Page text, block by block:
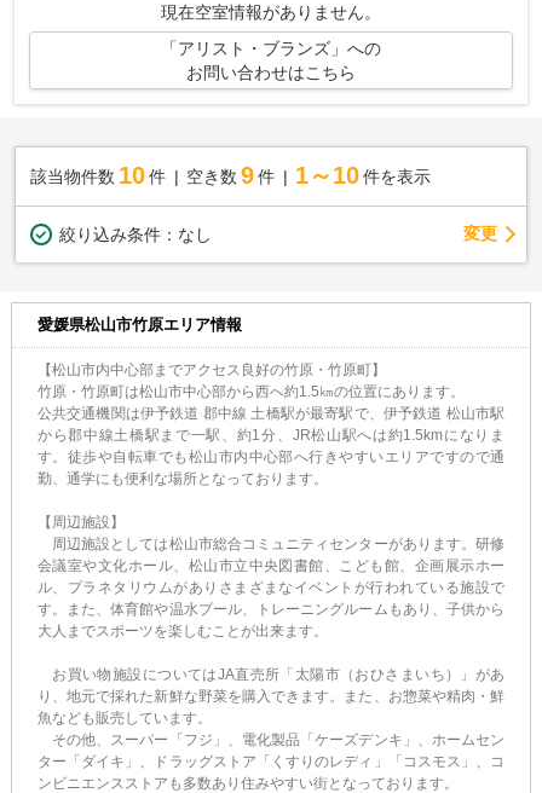
現在空室情報がありません。
「アリスト・ブランズ」への
お問い合わせはこちら
該当物件数 10件 空き数 9 件 1～10 件を表示
絞り込み条件： なし 変更
愛媛県松山市竹原エリア情報
【松山市内中心部までアクセス良好の竹原・竹原町】
竹原・竹原町は松山市中心部から西へ約1.5㎞の位置にあります。
公共交通機関は伊予鉄道 郡中線 土橋駅が最寄駅で、伊予鉄道 松山市駅
から郡中線土橋駅まで一駅、約1分、JR松山駅へは約1.5kmになりま
す。徒歩や自転車でも松山市内中心部へ行きやすいエリアですので通
勤、通学にも便利な場所となっております。
【周辺施設】
周辺施設としては松山市総合コミュニティセンターがあります。研修
会議室や文化ホール、松山市立中央図書館、こども館、企画展示ホー
ル、プラネタリウムがありさまざまなイベントが行われている施設で
す。また、体育館や温水プール、トレーニングルームもあり、子供から
大人までスポーツを楽しむことが出来ます。
お買い物施設についてはJA直売所「太陽市（おひさまいち）」があ
り、地元で採れた新鮮な野菜を購入できます。また、お惣菜や精肉・鮮
魚なども販売しています。
その他、スーパー「フジ」、電化製品「ケーズデンキ」、ホームセン
ター「ダイキ」、ドラッグストア「くすりのレディ」「コスモス」、コ
ンビニエンスストアも多数あり住みやすい街となっております。